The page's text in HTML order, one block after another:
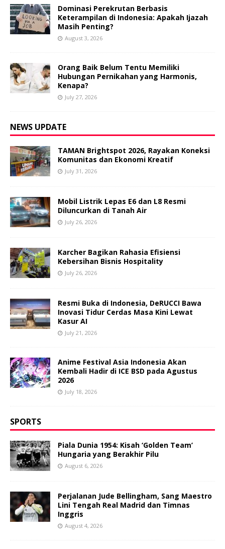
Dominasi Perekrutan Berbasis
Keterampilan di Indonesia: Apakah Ijazah
Masih Penting?
August 3, 2026
Orang Baik Belum Tentu Memiliki
Hubungan Pernikahan yang Harmonis,
Kenapa?
July 27, 2026
NEWS UPDATE
TAMAN Brightspot 2026, Rayakan Koneksi
Komunitas dan Ekonomi Kreatif
July 31, 2026
Mobil Listrik Lepas E6 dan L8 Resmi
Diluncurkan di Tanah Air
July 26, 2026
Karcher Bagikan Rahasia Efisiensi
Kebersihan Bisnis Hospitality
July 26, 2026
Resmi Buka di Indonesia, DeRUCCI Bawa
Inovasi Tidur Cerdas Masa Kini Lewat
Kasur AI
July 21, 2026
Anime Festival Asia Indonesia Akan
Kembali Hadir di ICE BSD pada Agustus
2026
July 18, 2026
SPORTS
Piala Dunia 1954: Kisah ‘Golden Team’
Hungaria yang Berakhir Pilu
August 6, 2026
Perjalanan Jude Bellingham, Sang Maestro
Lini Tengah Real Madrid dan Timnas
Inggris
August 4, 2026